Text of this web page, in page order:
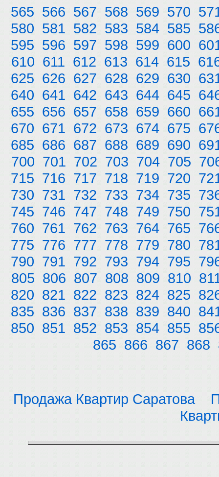
565 566 567 568 569 570
580 581 582 583 584 585
595 596 597 598 599 600
610 611 612 613 614 615
625 626 627 628 629 630
640 641 642 643 644 645
655 656 657 658 659 660
670 671 672 673 674 675
685 686 687 688 689 690
700 701 702 703 704 705
715 716 717 718 719 720
730 731 732 733 734 735
745 746 747 748 749 750
760 761 762 763 764 765
775 776 777 778 779 780
790 791 792 793 794 795
805 806 807 808 809 810
820 821 822 823 824 825
835 836 837 838 839 840
850 851 852 853 854 855
865 866 867 868
Продажа Квартир Саратова